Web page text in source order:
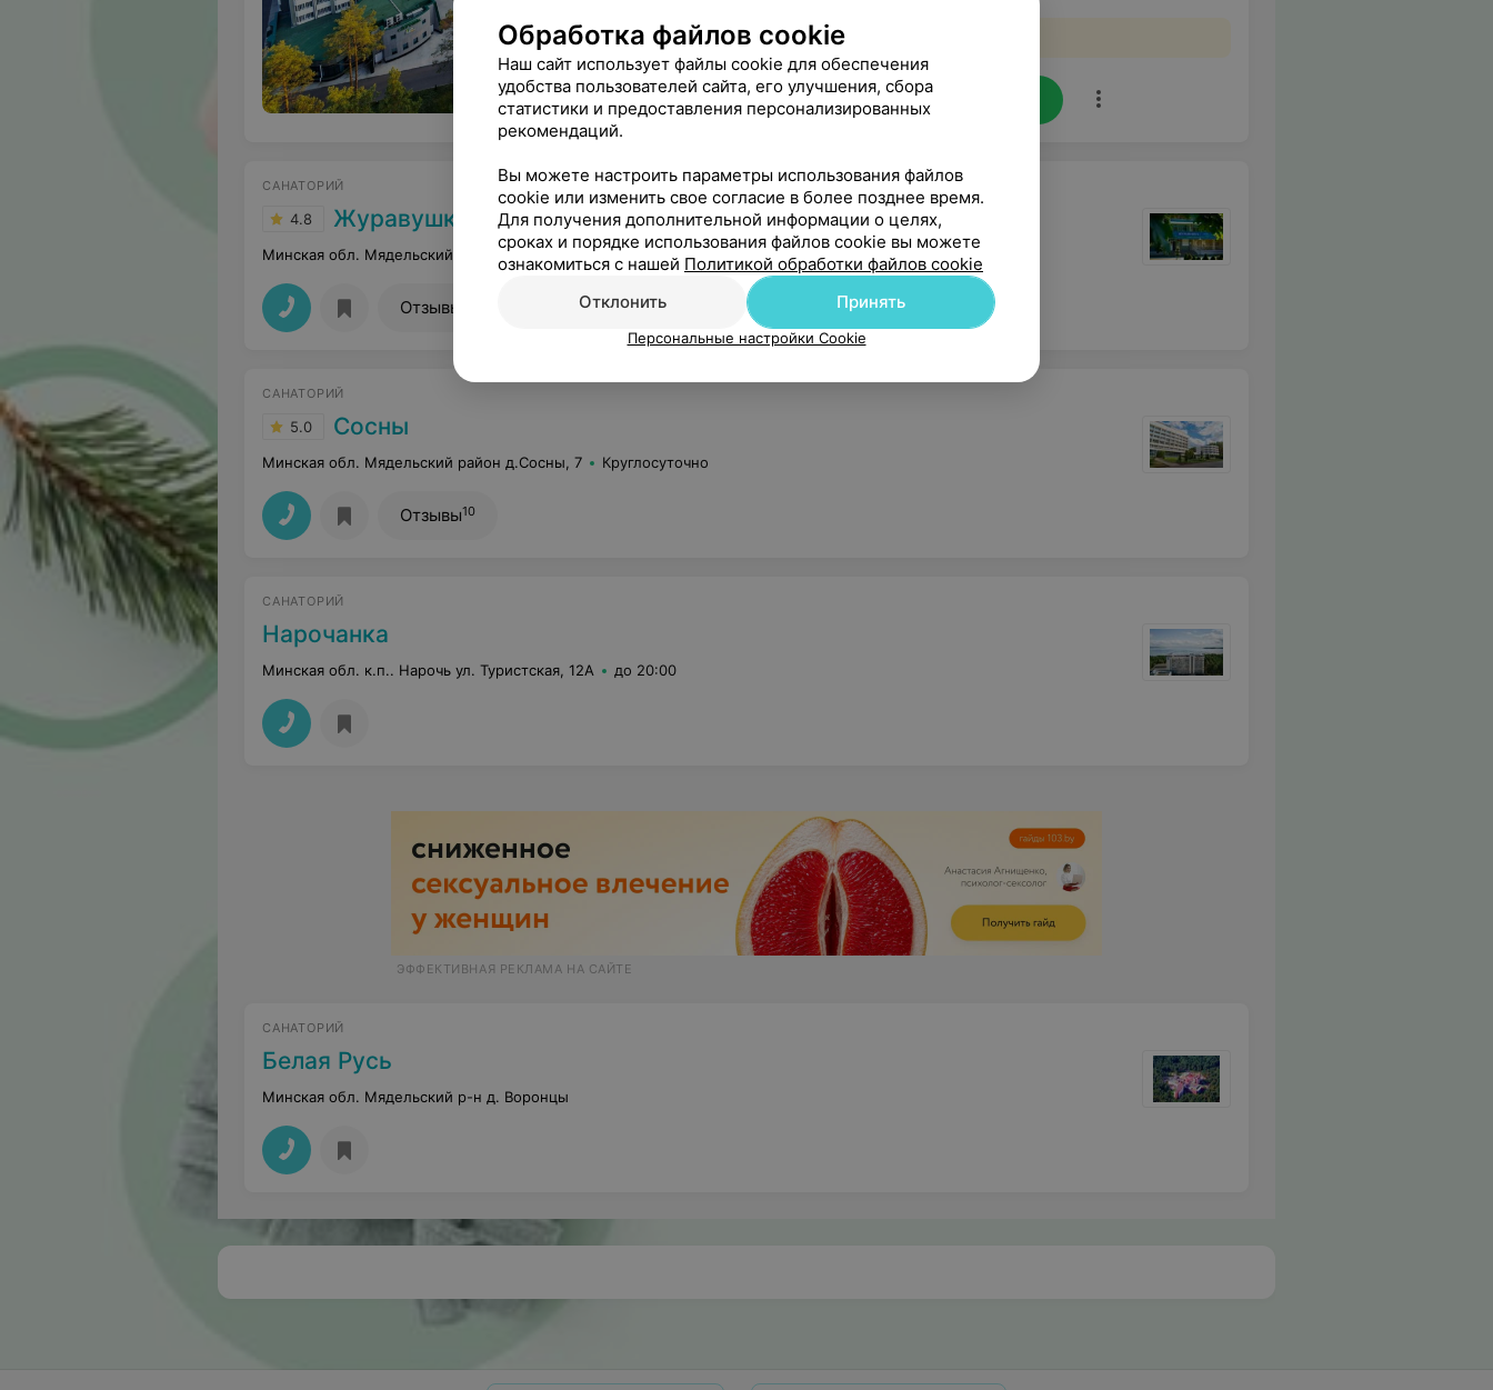
Удаление новообразований методом электрокоагуляции
Telegram Viber
САНАТОРИЙ
4.8 Журавушка
Минская обл. Мядельский р-н п.о. Зубренок
Отзывы
САНАТОРИЙ
5.0 Сосны
Минская обл. Мядельский район д.Сосны, 7 Круглосуточно
Отзывы10
САНАТОРИЙ
Нарочанка
Минская обл. к.п.. Нарочь ул. Туристская, 12А до 20:00
ЭФФЕКТИВНАЯ РЕКЛАМА НА САЙТЕ
САНАТОРИЙ
Белая Русь
Минская обл. Мядельский р-н д. Воронцы
Обработка файлов cookie
Наш сайт использует файлы cookie для обеспечения
удобства пользователей сайта, его улучшения, сбора
статистики и предоставления персонализированных
рекомендаций.
Вы можете настроить параметры использования файлов
cookie или изменить свое согласие в более позднее время.
Для получения дополнительной информации о целях,
сроках и порядке использования файлов cookie вы можете
ознакомиться с нашей Политикой обработки файлов cookie
Отклонить
Принять
Персональные настройки Cookie